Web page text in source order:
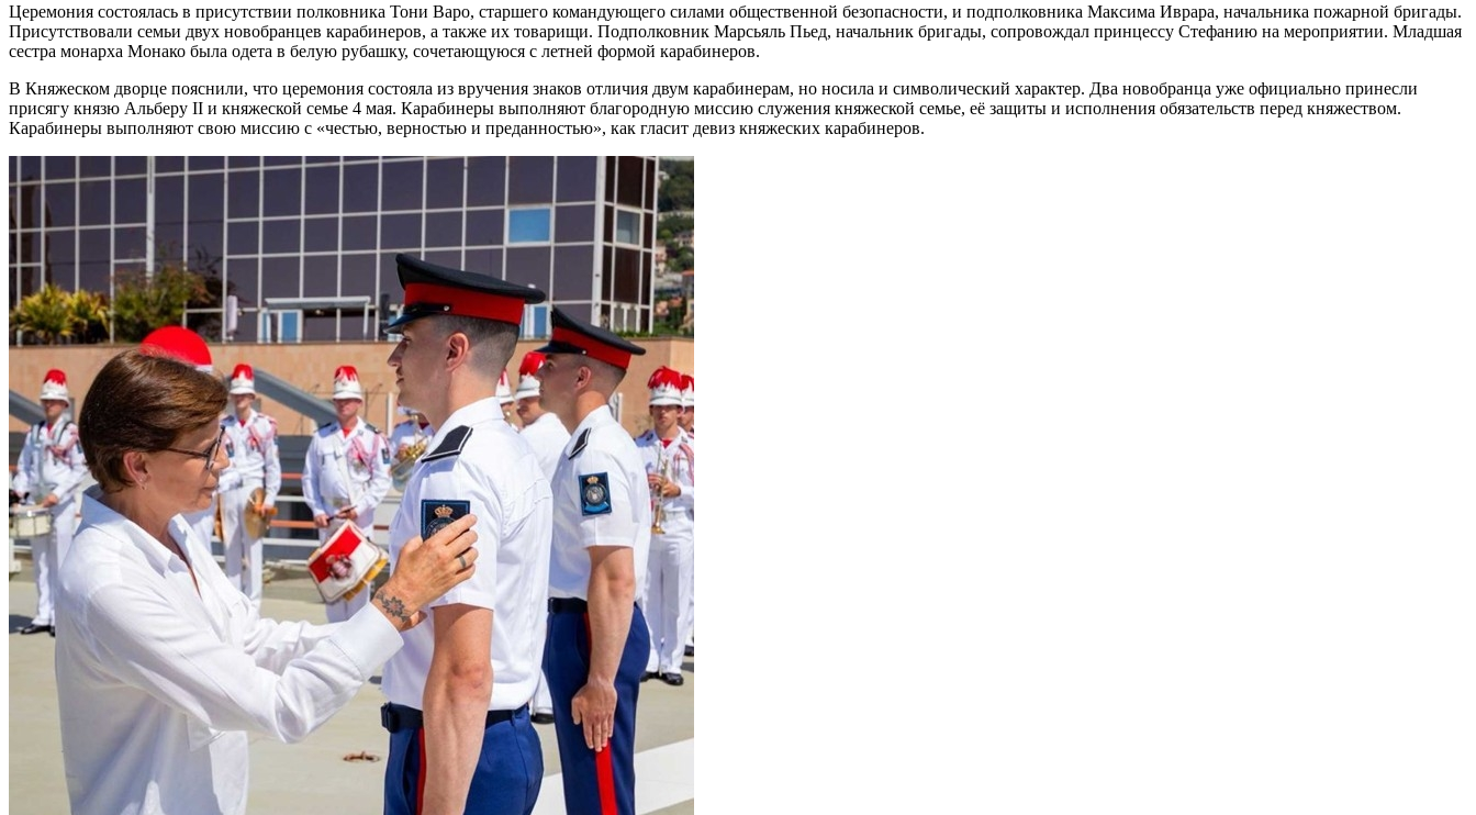
Церемония состоялась в присутствии полковника Тони Варо, старшего командующего силами общественной безопасности, и подполковника Максима Иврара, начальника пожарной бригады.
Присутствовали семьи двух новобранцев карабинеров, а также их товарищи. Подполковник Марсьяль Пьед, начальник бригады, сопровождал принцессу Стефанию на мероприятии. Младшая
сестра монарха Монако была одета в белую рубашку, сочетающуюся с летней формой карабинеров.
В Княжеском дворце пояснили, что церемония состояла из вручения знаков отличия двум карабинерам, но носила и символический характер. Два новобранца уже официально принесли
присягу князю Альберу II и княжеской семье 4 мая. Карабинеры выполняют благородную миссию служения княжеской семье, её защиты и исполнения обязательств перед княжеством.
Карабинеры выполняют свою миссию с «честью, верностью и преданностью», как гласит девиз княжеских карабинеров.